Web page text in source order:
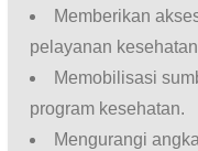
Memberikan
pelayanan
Memobilisasi
program kesehatan.
Mengurangi